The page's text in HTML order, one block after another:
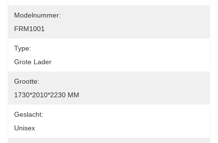
Modelnummer:
FRM1001
Type:
Grote Lader
Grootte:
1730*2010*2230 MM
Geslacht:
Unisex